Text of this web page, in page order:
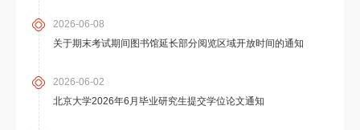
2026-06-08
关于期末考试期间图书馆延长部分阅览区域开放时间的通知
2026-06-02
北京大学2026年6月毕业研究生提交学位论文通知